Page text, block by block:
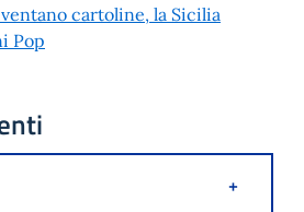
cartoline, la Sicilia
Pop
+